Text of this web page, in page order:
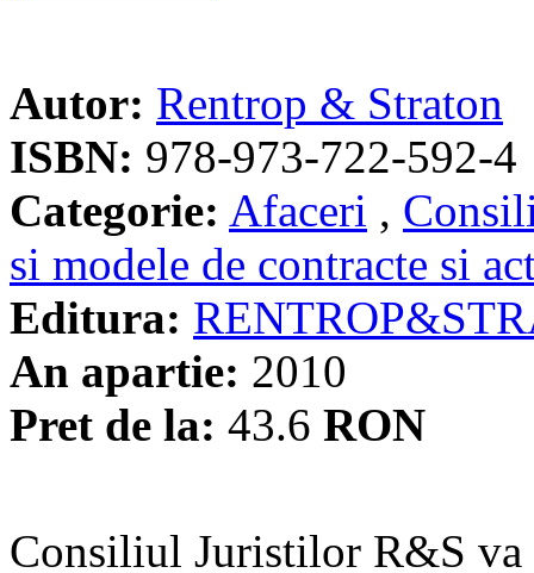
Autor: Rentrop & Straton
ISBN: 978-973-722-592-4
Categorie: Afaceri ,
si modele de contracte si
Editura:
An apartie: 2010
Pret de la: 43.6 RON
Consiliul Juristilor R&S va